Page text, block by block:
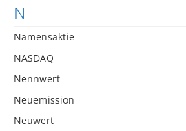
N
Namensaktie
NASDAQ
Nennwert
Neuemission
Neuwert